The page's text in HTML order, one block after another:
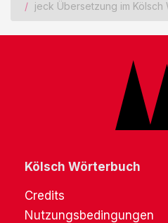
jeck Übersetzung im Kölsch
Kölsch Wörterbuch
Credits
Nutzungsbedingungen